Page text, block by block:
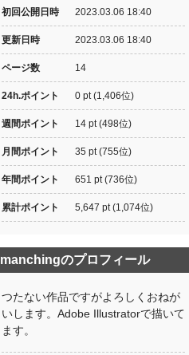
初回公開日時 2023.03.06 18:40
更新日時 2023.03.06 18:40
ページ数 14
24h.ポイント 0 pt (1,406位)
週間ポイント 14 pt (498位)
月間ポイント 35 pt (755位)
年間ポイント 651 pt (736位)
累計ポイント 5,647 pt (1,074位)
manchingのプロフィール
つたない作品ですがよろしくおねが
いします。Adobe Illustratorで描いて
ます。